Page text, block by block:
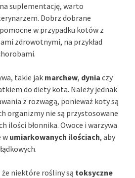
suplementację, warto
Dobrz dobrane
w przypadku kotów z
zdrowotnymi, na przykład
takie jak marchew, dynia czy
do diety kota. Należy jednak
z rozwagą, ponieważ koty są
organizmy nie są przystosowane
ilości błonnika. Owoce i warzywa
w umiarkowanych ilościach, aby
niektóre rośliny są toksyczne